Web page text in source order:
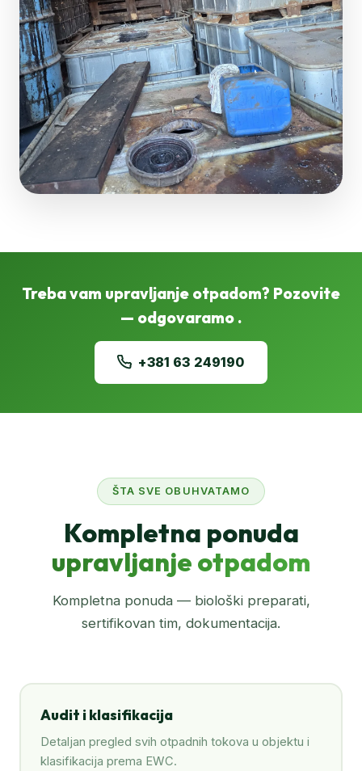
Treba vam upravljanje otpadom? Pozovite
— odgovaramo .
+381 63 249190
ŠTA SVE OBUHVATAMO
Kompletna ponuda
upravljanje otpadom
Kompletna ponuda — biološki preparati,
sertifikovan tim, dokumentacija.
Audit i klasifikacija
Detaljan pregled svih otpadnih tokova u objektu i
klasifikacija prema EWC.